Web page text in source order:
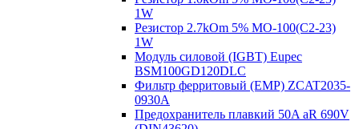
1W
Резистор 2.7kOm 5% МО-100(С2-23)
1W
Модуль силовой (IGBT) Eupec
BSM100GD120DLC
Фильтр ферритовый (EMP) ZCAT2035-
0930A
Предохранитель плавкий 50A aR 690V